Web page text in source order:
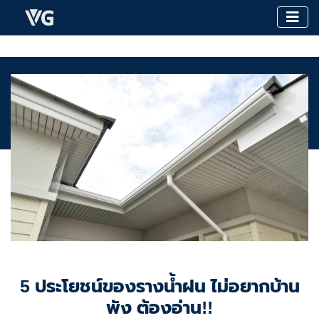
5 ประโยชน์ของรางน้ำฝน ไม่อยากบ้าน
พัง ต้องอ่าน!!